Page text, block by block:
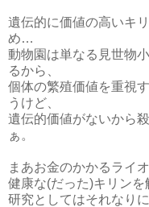
遺伝的に価値の高いキ
め…
動物園は単なる見世物
るから、
個体の繁殖価値を重視
うけど、
遺伝的価値がないから
ぁ。
まあお金のかかるライ
健康な(だった)キリン
研究としてはそれなり